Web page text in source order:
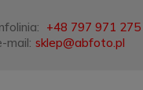
+48 797 971 275
mail: sklep@abfoto.pl